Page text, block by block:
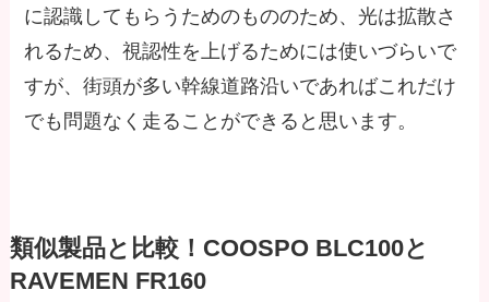
に認識してもらうためのもののため、光は拡散さ
れるため、視認性を上げるためには使いづらいで
すが、街頭が多い幹線道路沿いであればこれだけ
でも問題なく走ることができると思います。
類似製品と比較！COOSPO BLC100と
RAVEMEN FR160